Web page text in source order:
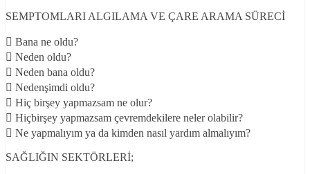
SEMPTOMLARI ALGILAMA VE ÇARE ARAMA SÜRECİ
 Bana ne oldu?
 Neden oldu?
 Neden bana oldu?
 Nedenşimdi oldu?
 Hiç birşey yapmazsam ne olur?
 Hiçbirşey yapmazsam çevremdekilere neler olabilir?
 Ne yapmalıyım ya da kimden nasıl yardım almalıyım?
SAĞLIĞIN SEKTÖRLERİ;